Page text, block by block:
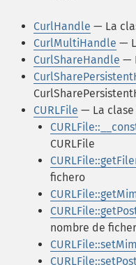
CurlHandle — La
CurlMultiHandle —
CurlShareHandle —
CURLFile — La clase
CURLFile
fichero
nombre de